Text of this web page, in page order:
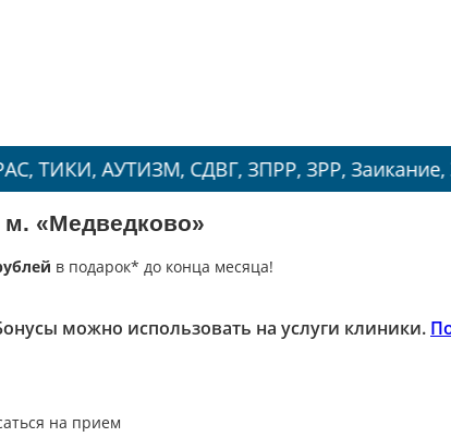
СДВГ, ЗПРР, ЗРР, Заикание, Энурез.
м. «Медведково»
в подарок* до конца месяца!
можно использовать на услуги клиники.
на прием